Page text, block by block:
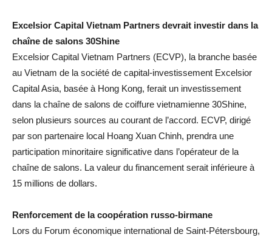
Excelsior Capital Vietnam Partners devrait investir dans la
chaîne de salons 30Shine
Excelsior Capital Vietnam Partners (ECVP), la branche basée
au Vietnam de la société de capital-investissement Excelsior
Capital Asia, basée à Hong Kong, ferait un investissement
dans la chaîne de salons de coiffure vietnamienne 30Shine,
selon plusieurs sources au courant de l’accord. ECVP, dirigé
par son partenaire local Hoang Xuan Chinh, prendra une
participation minoritaire significative dans l’opérateur de la
chaîne de salons. La valeur du financement serait inférieure à
15 millions de dollars.
Renforcement de la coopération russo-birmane
Lors du Forum économique international de Saint-Pétersbourg,